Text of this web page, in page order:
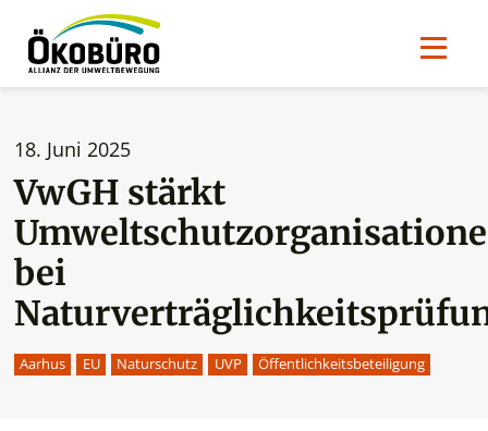
18. Juni 2025
VwGH stärkt
bei
Aarhus EU Naturschutz UVP Öffentlichkeitsbeteiligung